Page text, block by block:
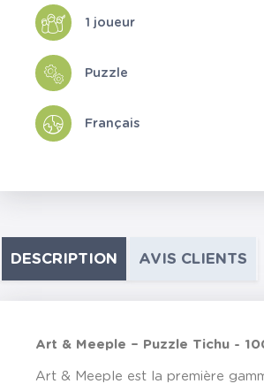
1 joueur
Puzzle
Français
DESCRIPTION AVIS CLIENTS
Art & Meeple – Puzzle Tichu -
Art & Meeple est la première